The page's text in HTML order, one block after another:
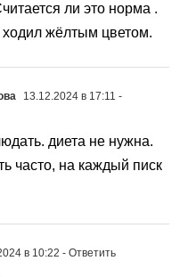
ли это норма .
ходил жёлтым цветом.
13.12.2024 в 17:11 -
диета не нужна.
часто, на каждый писк
в 10:22 - Ответить